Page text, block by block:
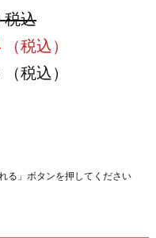
税込
税込）
税込）
る」ボタンを押してください